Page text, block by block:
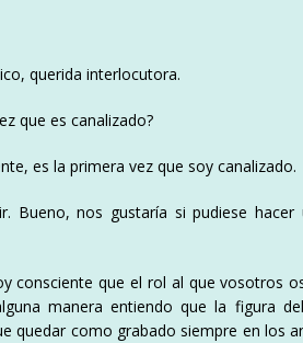
querida interlocutora.
que es canalizado?
es la primera vez que soy canalizado.
Bueno, nos gustaría si pudiese
consciente que el rol al que vosotros
manera entiendo que la figura
quedar como grabado siempre en los